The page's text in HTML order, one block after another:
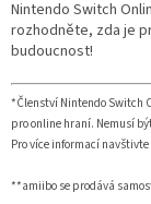
Nintendo Switch
rozhodněte, zda je
budoucnost!
*Členství Nintendo Switch
pro online hraní. Nemusí
Pro více informací navštivte
**amiibo se prodává